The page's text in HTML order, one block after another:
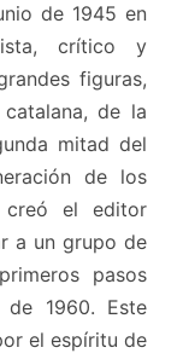
de 1945 en
crítico y
figuras,
de la
mitad del
de los
creó el editor
a un grupo de
pasos
1960. Este
el espíritu de